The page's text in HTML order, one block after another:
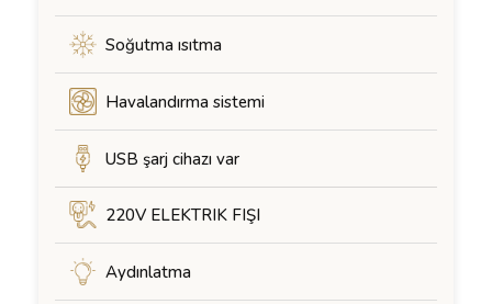
Soğutma ısıtma
Havalandırma sistemi
USB şarj cihazı var
220V ELEKTRIK FIŞI
Aydınlatma